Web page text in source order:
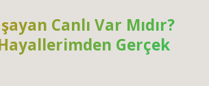
Canlı Var Mıdır?
Gerçek